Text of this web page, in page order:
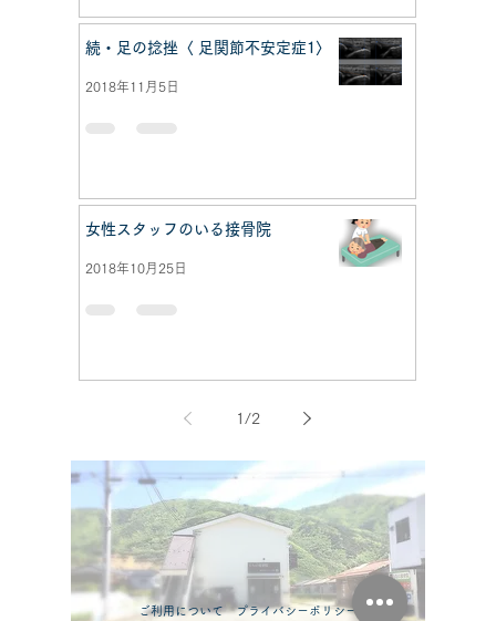
続・足の捻挫〈 足関節不安定症1〉
2018年11月5日
女性スタッフのいる接骨院
2018年10月25日
1 /2
​ご利用についてプライバシーポリシー